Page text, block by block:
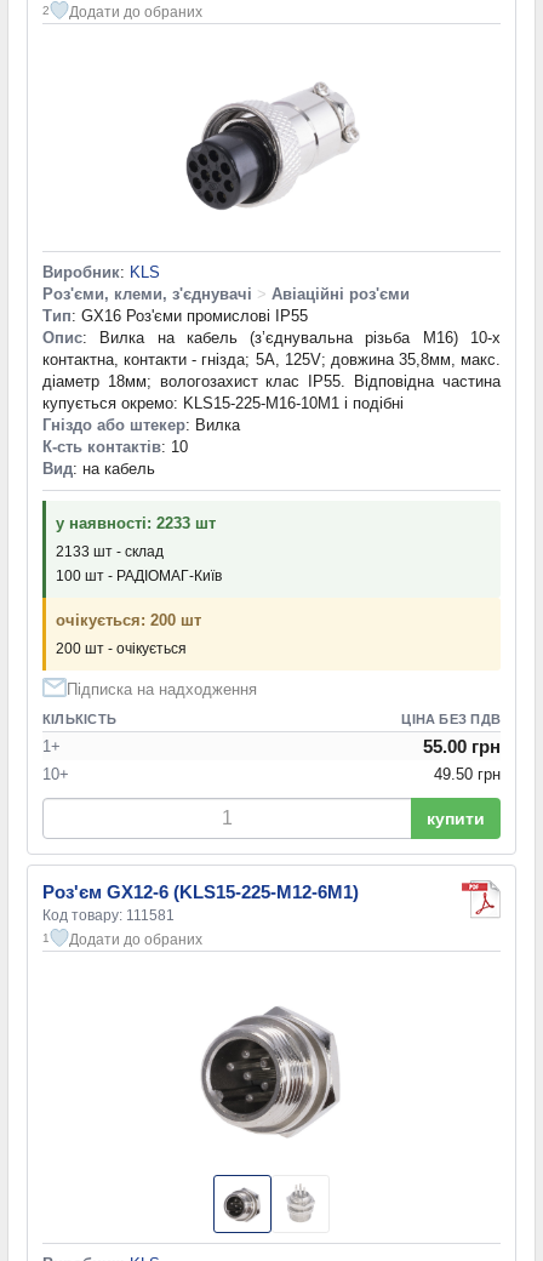
2 Додати до обраних
Виробник: KLS
Роз'єми, клеми, з'єднувачі > Авіаційні роз'єми
Тип: GX16 Роз'єми промислові IP55
Опис: Вилка на кабель (з’єднувальна різьба М16) 10-х
контактна, контакти - гнізда; 5А, 125V; довжина 35,8мм, макс.
діаметр 18мм; вологозахист клас IP55. Відповідна частина
купується окремо: KLS15-225-M16-10M1 і подібні
Гніздо або штекер: Вилка
К-сть контактів: 10
Вид: на кабель
у наявності: 2233 шт
2133 шт - склад
100 шт - РАДІОМАГ-Київ
очікується: 200 шт
200 шт - очікується
Підписка на надходження
КІЛЬКІСТЬ ЦІНА БЕЗ ПДВ
1+ 55.00 грн
10+ 49.50 грн
купити
Роз'єм GX12-6 (KLS15-225-M12-6M1)
Код товару: 111581
1 Додати до обраних